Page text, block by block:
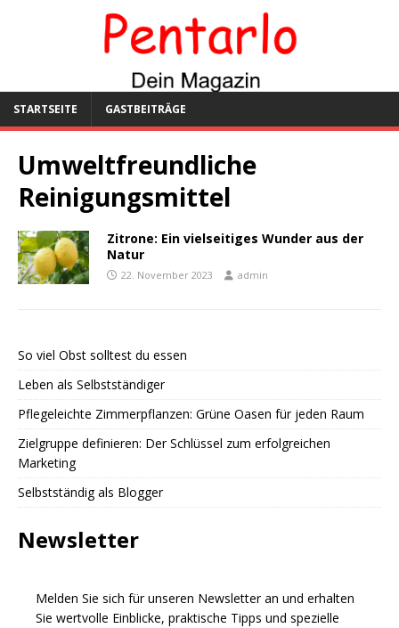
STARTSEITE GASTBEITRÄGE
Umweltfreundliche
Reinigungsmittel
Zitrone: Ein vielseitiges Wunder aus der
Natur
22. November 2023 admin
So viel Obst solltest du essen
Leben als Selbstständiger
Pflegeleichte Zimmerpflanzen: Grüne Oasen für jeden Raum
Zielgruppe definieren: Der Schlüssel zum erfolgreichen
Marketing
Selbstständig als Blogger
Newsletter
Melden Sie sich für unseren Newsletter an und erhalten
Sie wertvolle Einblicke, praktische Tipps und spezielle